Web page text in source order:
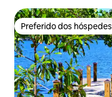
Preferido dos hóspedes
Preferido dos hóspedes